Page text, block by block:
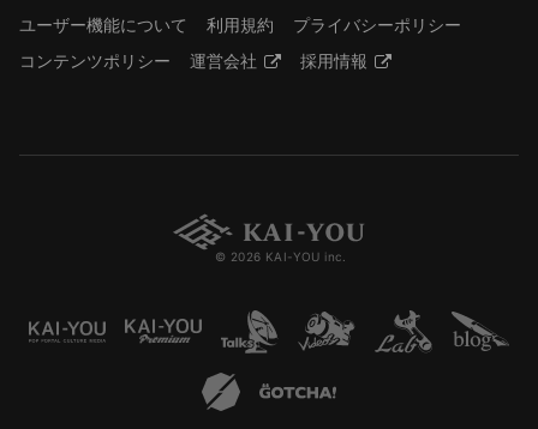
ユーザー機能について
利用規約
プライバシーポリシー
コンテンツポリシー
運営会社 採用情報
© 2026 KAI-YOU inc.